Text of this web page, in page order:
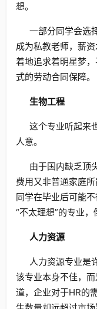
想。
一部分同学会选
成为私教老师，薪
着地追求着明星梦
式的劳动合同保障。
生物工程
这个专业听起来
人意。
由于国内缺乏顶
费用又非普通家庭
同学在毕业后可能
“不太理想”的专业，
人力资源
人力资源专业是
该专业本身不佳，
道，企业对于HR的